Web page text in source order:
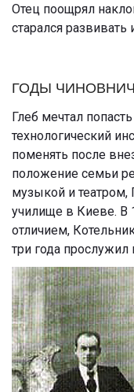
Отец поощрял
старался развивать
ГОДЫ
Глеб мечтал
технологический
поменять после
положение семьи
музыкой и театром,
училище в Киеве. В
отличием,
три года прослужил